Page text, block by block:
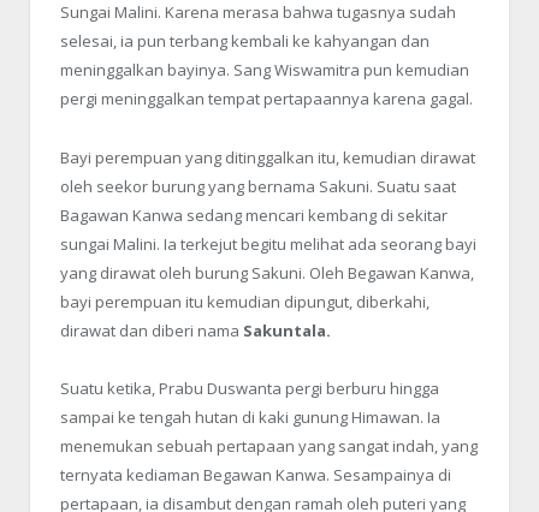
Sungai Malini. Karena merasa bahwa tugasnya sudah
selesai, ia pun terbang kembali ke kahyangan dan
meninggalkan bayinya. Sang Wiswamitra pun kemudian
pergi meninggalkan tempat pertapaannya karena gagal.
Bayi perempuan yang ditinggalkan itu, kemudian dirawat
oleh seekor burung yang bernama Sakuni. Suatu saat
Bagawan Kanwa sedang mencari kembang di sekitar
sungai Malini. Ia terkejut begitu melihat ada seorang bayi
yang dirawat oleh burung Sakuni. Oleh Begawan Kanwa,
bayi perempuan itu kemudian dipungut, diberkahi,
dirawat dan diberi nama Sakuntala.
Suatu ketika, Prabu Duswanta pergi berburu hingga
sampai ke tengah hutan di kaki gunung Himawan. Ia
menemukan sebuah pertapaan yang sangat indah, yang
ternyata kediaman Begawan Kanwa. Sesampainya di
pertapaan, ia disambut dengan ramah oleh puteri yang